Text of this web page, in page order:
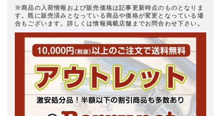
※商品の入荷情報および販売価格は記事更新時点のものとなりま
す。既に販売済みとなっている商品や価格が変更となっている場
合もございます。詳しくは情報掲載店舗までお問合わせ下さい。